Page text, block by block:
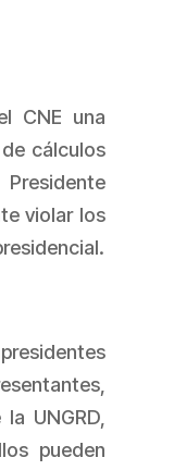
CNE una
cálculos
violar los
UNGRD,
pueden